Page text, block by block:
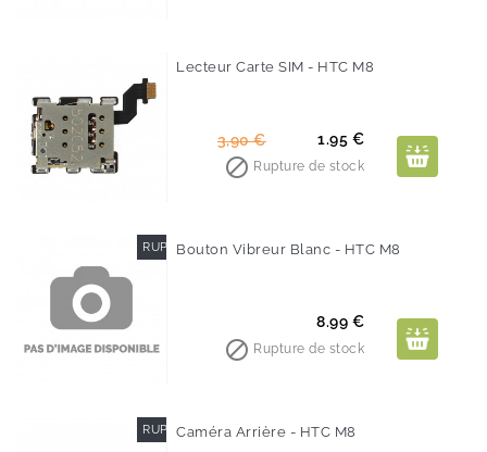
Lecteur Carte SIM - HTC M8
Prix
de
3,90 €Prix 1.95 €
 Rupture de stock
RUPTURE DE STOCK
Bouton Vibreur Blanc - HTC M8
Prix
8.99 €
 Rupture de stock
RUPTURE DE STOCK
Caméra Arrière - HTC M8